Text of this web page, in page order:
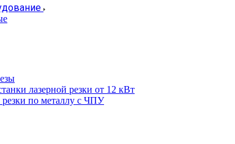
лазерной резки от 12 кВт
резки по металлу с ЧПУ